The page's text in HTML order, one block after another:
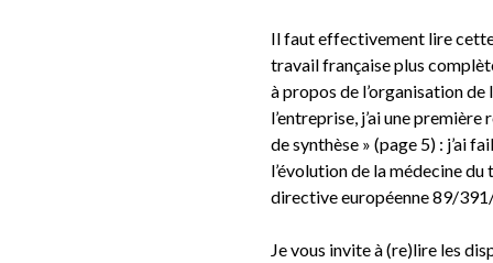
Il faut effectivement lire
travail française plus
à propos de l’organisation
l’entreprise, j’ai une
de synthèse » (page 5) : j’ai
l’évolution de la médecine
directive européenne 89/
Je vous invite à (re)lire les